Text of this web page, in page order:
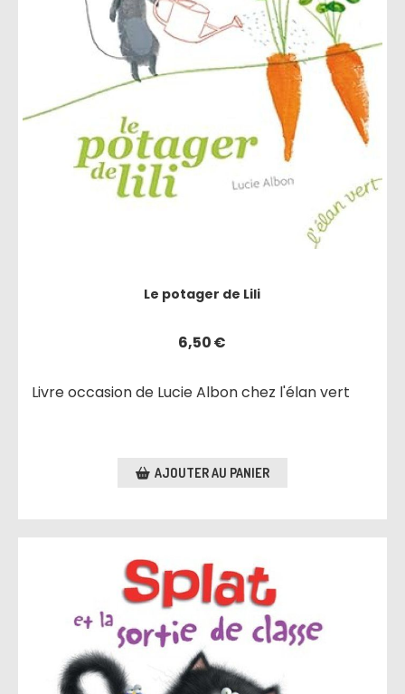
Le potager de Lili
6,50€
Livre occasion de Lucie Albon chez l'élan vert
AJOUTER AU PANIER